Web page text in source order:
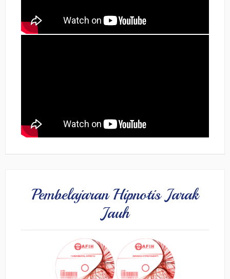
Pembelajaran Hipnotis Jarak
Jauh